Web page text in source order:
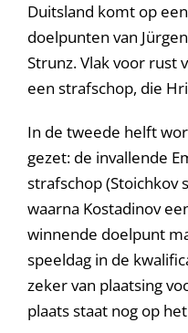
Duitsland komt op
doelpunten van
Strunz. Vlak voor rust
een strafschop, die
In de tweede helft
gezet: de invallende
strafschop (Stoichkov
waarna Kostadinov
winnende doelpunt
speeldag in de
zeker van plaatsing
plaats staat nog op